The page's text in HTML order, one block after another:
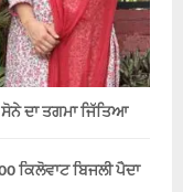
ਦਾ ਤਗਮਾ ਜਿੱਤਿਆ
ਕਿਲੋਵਾਟ ਬਿਜਲੀ ਪੈਦਾ